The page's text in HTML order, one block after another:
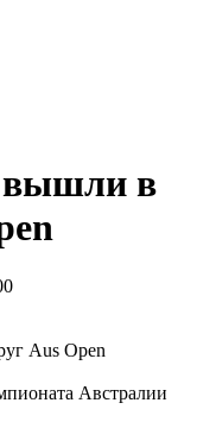
вышли в
Австралии